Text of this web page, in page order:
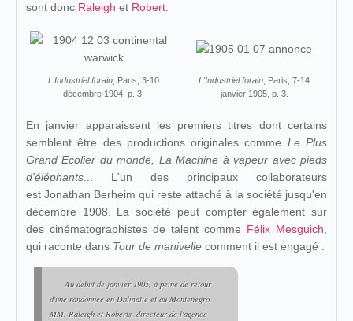
sont donc Raleigh et Robert
L'Industriel forain , Paris, 3-10
décembre 1904, p. 3.
L'Industriel forain , Paris, 7-14
janvier 1905, p. 3.
En janvier apparaissent les premiers titres dont certains
semblent être des productions originales comme Le Plus
Grand Ecolier du monde, La Machine à vapeur avec pieds
d'éléphants ... L'un des principaux collaborateurs
est Jonathan Berheim qui reste attaché à la société jusqu'en
décembre 1908. La société peut compter également sur
des cinématographistes de talent comme Félix Mesguich
qui raconte dans Tour de manivelle comment il est engagé :
Au début de janvier 1905, à peine de retour
d'une randonnée en Dalmatie et au Monténégro,
MM. Raleigh et Roberts, directeur de l'agence